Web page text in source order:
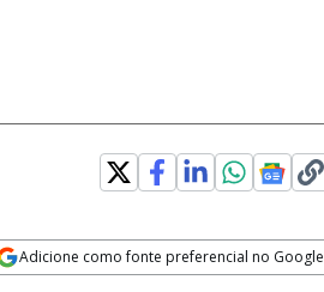
Adicione como fonte preferencial no Google